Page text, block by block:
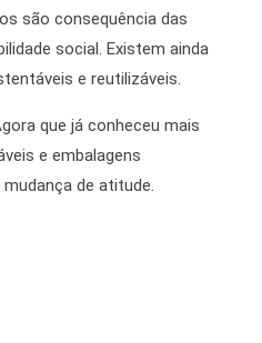
são consequência das
social. Existem ainda
e reutilizáveis.
que já conheceu mais
e embalagens
de atitude.